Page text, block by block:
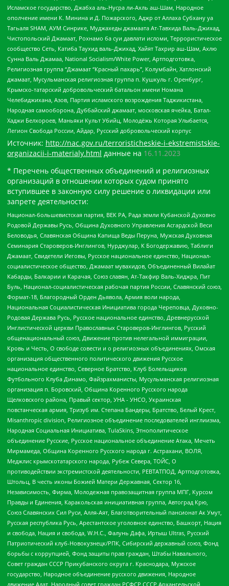
Исламское государство, Джабха аль-Нусра ли-Ахль аш-Шам, Народное
ополчение имени К. Минина и Д. Пожарского, Аджр от Аллаха Субхану уа
Тагьаля SHAM, АУМ Синрике, Муджахеды джамаата Ат-Тавхида Валь-Джихад,
Чистопольский Джамаат, Рохнамо ба суи давлати исломи, Террористическое
сообщество Сеть, Катиба Таухид валь-Джихад, Хайят Тахрир аш-Шам, Ахлю
Сунна Валь Джамаа, National Socialism/White Power, Артподготовка,
Религиозная группа “Джамаат “Красный пахарь”, Колумбайн, Хатлонский
джамаат, Мусульманская религиозная группа п. Кушкуль г. Оренбург,
Крымско-татарский добровольческий батальон имени Номана
Челебиджихана, Азов, Партия исламского возрождения Таджикистана,
Народная самооборона, Дуббайский джамаат, московская ячейка, Батал-
Хаджи Белхороев, Маньяки Культ Убийц, Молодёжь Которая Улыбается,
Легион Свобода России, Айдар, Русский добровольческий корпус
Источник: http://nac.gov.ru/terroristicheskie-i-ekstremistskie-
organizacii-i-materialy.html данные на 16.11.2023
* Перечень общественных объединений и религиозных
организаций в отношении которых судом принято
вступившее в законную силу решение о ликвидации или
запрете деятельности:
Национал-большевистская партия, ВЕК РА, Рада земли Кубанской Духовно
Родовой Державы Русь, Община Духовного Управления Асгардской Веси
Беловодья, Славянская Община Капища Веды Перуна, Мужская Духовная
Семинария Староверов-Инглингов, Нурджулар, К Богодержавию, Таблиги
Джамаат, Свидетели Иеговы, Русское национальное единство, Национал-
социалистическое общество, Джамаат мувахидов, Объединенный Вилайат
Кабарды, Балкарии и Карачая, Союз славян, Ат-Такфир Валь-Хиджра, Пит
Буль, Национал-социалистическая рабочая партия России, Славянский союз,
Формат-18, Благородный Орден Дьявола, Армия воли народа,
Национальная Социалистическая Инициатива города Череповца, Духовно-
Родовая Держава Русь, Русское национальное единство, Древнерусской
Инглистической церкви Православных Староверов-Инглингов, Русский
общенациональный союз, Движение против нелегальной иммиграции,
Кровь и Честь, О свободе совести и о религиозных объединениях, Омская
организация общественного политического движения Русское
национальное единство, Северное Братство, Клуб Болельщиков
Футбольного Клуба Динамо, Файзрахманисты, Мусульманская религиозная
организация п. Боровский, Община Коренного Русского народа
Щелковского района, Правый сектор, УНА - УНСО, Украинская
повстанческая армия, Тризуб им. Степана Бандеры, Братство, Белый Крест,
Misanthropic division, Религиозное объединение последователей инглиизма,
Народная Социальная Инициатива, TulaSkins, Этнополитическое
объединение Русские, Русское национальное объединение Атака, Мечеть
Мирмамеда, Община Коренного Русского народа г. Астрахани, ВОЛЯ,
Меджлис крымскотатарского народа, Рубеж Севера, ТОЙС, О
противодействии экстремистской деятельности, РЕВТАТПОД, Артподготовка,
Штольц, В честь иконы Божией Матери Державная, Сектор 16,
Независимость, Фирма, Молодежная правозащитная группа МПГ, Курсом
Правды и Единения, Каракольская инициативная группа, Автоград Крю,
Союз Славянских Сил Руси, Алля-Аят, Благотворительный пансионат Ак Умут,
Русская республика Русь, Арестантское уголовное единство, Башкорт, Нация
и свобода, Нация и свобода, W.H.С., Фалунь Дафа, Иртыш Ultras, Русский
Патриотический клуб-Новокузнецк/РПК, Сибирский державный союз, Фонд
борьбы с коррупцией, Фонд защиты прав граждан, Штабы Навального,
Совет граждан СССР Прикубанского округа г. Краснодара, Мужское
государство, Народное объединение русского движения, Народное
движение Адат, Народный совет граждан РСФСР СССР Архангельской